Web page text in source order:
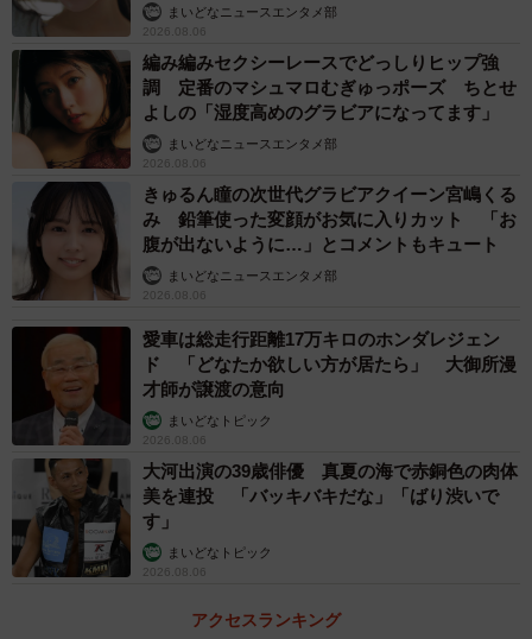
まいどなニュースエンタメ部
2026.08.06
編み編みセクシーレースでどっしりヒップ強
調 定番のマシュマロむぎゅっポーズ ちとせ
よしの「湿度高めのグラビアになってます」
まいどなニュースエンタメ部
2026.08.06
きゅるん瞳の次世代グラビアクイーン宮嶋くる
み 鉛筆使った変顔がお気に入りカット 「お
腹が出ないように…」とコメントもキュート
まいどなニュースエンタメ部
2026.08.06
愛車は総走行距離17万キロのホンダレジェン
ド 「どなたか欲しい方が居たら」 大御所漫
才師が譲渡の意向
まいどなトピック
2026.08.06
大河出演の39歳俳優 真夏の海で赤銅色の肉体
美を連投 「バッキバキだな」「ばり渋いで
す」
まいどなトピック
2026.08.06
アクセスランキング